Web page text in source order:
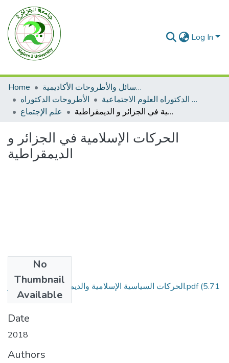
Log In
Home
الرسائل والأطروحات الأكاديمية
الأطروحات الدكتوراه
الأطروحات الدكتوراه العلوم الاجتماعية
علم الإجتماع
الحركات الإسلامية في الجزائر و الديمقراطية
الحركات الإسلامية في الجزائر و
الديمقراطية
No
Thumbnail
Available
الحركات السياسية الإسلامية والديمقراطية في الجزائر.pdf(5.71
MB)
Date
2018
Authors